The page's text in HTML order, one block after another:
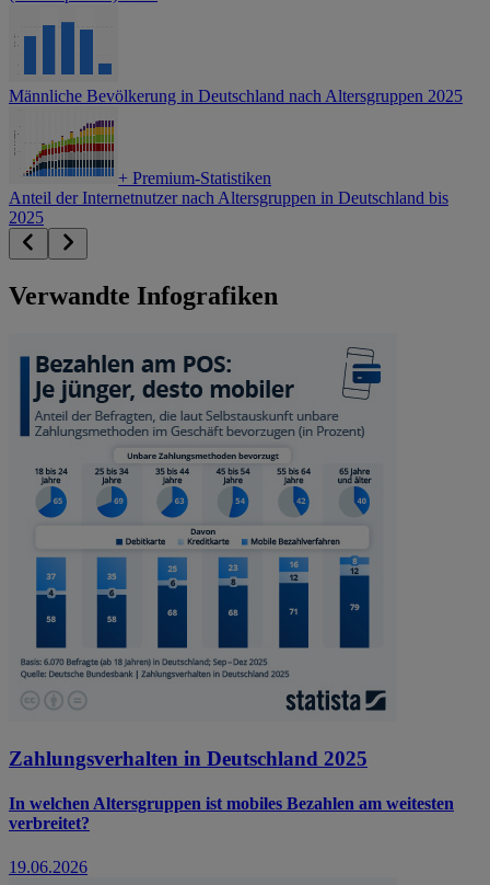
Männliche Bevölkerung in Deutschland nach Altersgruppen 2025
+ Premium-Statistiken
Anteil der Internetnutzer nach Altersgruppen in Deutschland bis
2025
Verwandte Infografiken
Zahlungsverhalten in Deutschland 2025
In welchen Altersgruppen ist mobiles Bezahlen am weitesten
verbreitet?
19.06.2026